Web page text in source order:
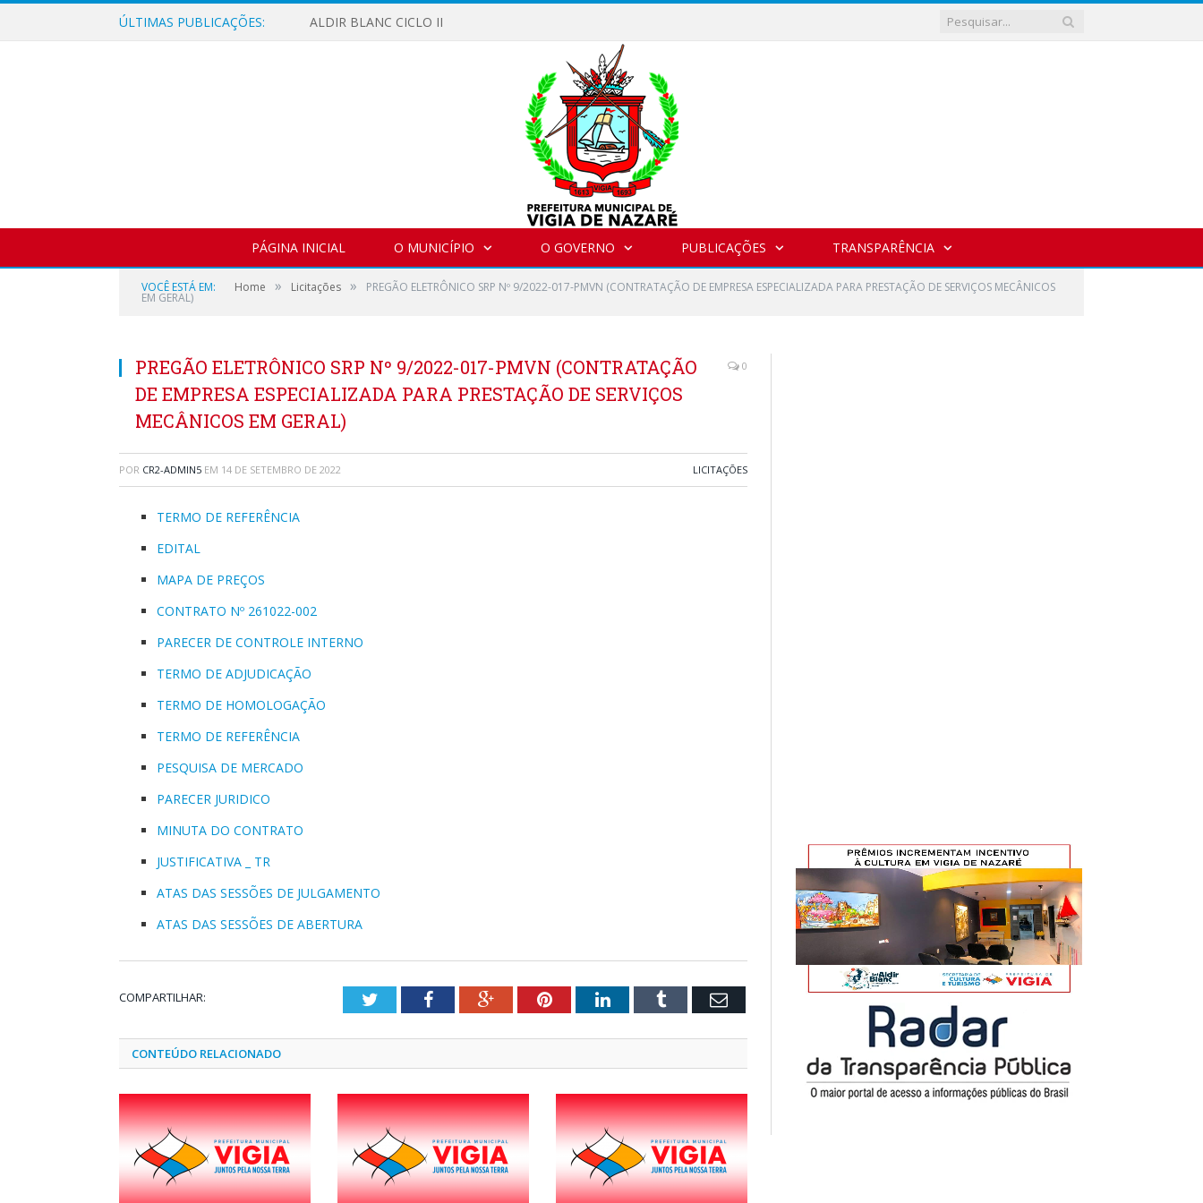
ÚLTIMAS PUBLICAÇÕES: ALDIR BLANC CICLO II
PÁGINA INICIAL O MUNICÍPIO O GOVERNO PUBLICAÇÕES TRANSPARÊNCIA
VOCÊ ESTÁ EM: Home » Licitações » PREGÃO ELETRÔNICO SRP Nº 9/2022-017-PMVN (CONTRATAÇÃO DE EMPRESA ESPECIALIZADA PARA PRESTAÇÃO DE SERVIÇOS MECÂNICOS
EM GERAL)
PREGÃO ELETRÔNICO SRP Nº 9/2022-017-PMVN (CONTRATAÇÃO
DE EMPRESA ESPECIALIZADA PARA PRESTAÇÃO DE SERVIÇOS
MECÂNICOS EM GERAL)
0
POR CR2-ADMIN5 EM 14 DE SETEMBRO DE 2022 LICITAÇÕES
TERMO DE REFERÊNCIA
EDITAL
MAPA DE PREÇOS
CONTRATO Nº 261022-002
PARECER DE CONTROLE INTERNO
TERMO DE ADJUDICAÇÃO
TERMO DE HOMOLOGAÇÃO
TERMO DE REFERÊNCIA
PESQUISA DE MERCADO
PARECER JURIDICO
MINUTA DO CONTRATO
JUSTIFICATIVA _ TR
ATAS DAS SESSÕES DE JULGAMENTO
ATAS DAS SESSÕES DE ABERTURA
COMPARTILHAR: TwitterFacebookGoogle+PinterestLinkedInTumblr Email
CONTEÚDO RELACIONADO